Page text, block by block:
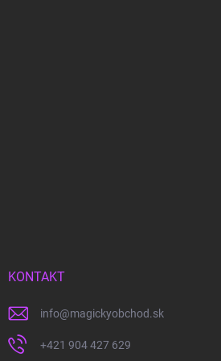
KONTAKT
info@magickyobchod.sk
+421 904 427 629